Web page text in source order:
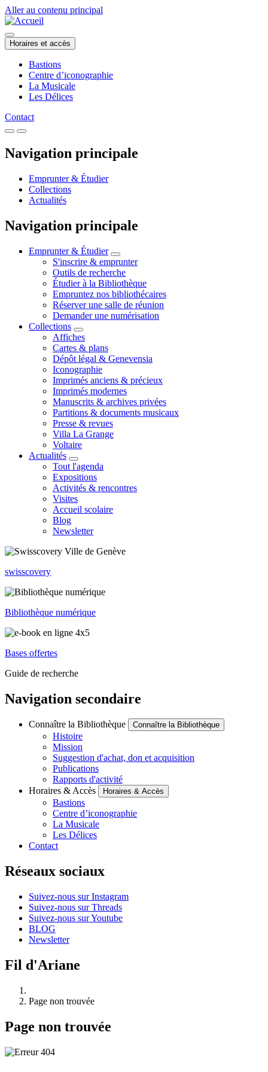
Aller au contenu principal
Horaires et accès
Bastions
Centre d’iconographie
La Musicale
Les Délices
Contact
Navigation principale
Emprunter & Étudier
Collections
Actualités
Navigation principale
Emprunter & Étudier
S'inscrire & emprunter
Outils de recherche
Étudier à la Bibliothèque
Empruntez nos bibliothécaires
Réserver une salle de réunion
Demander une numérisation
Collections
Affiches
Cartes & plans
Dépôt légal & Genevensia
Iconographie
Imprimés anciens & précieux
Imprimés modernes
Manuscrits & archives privées
Partitions & documents musicaux
Presse & revues
Villa La Grange
Voltaire
Actualités
Tout l'agenda
Expositions
Activités & rencontres
Visites
Accueil scolaire
Blog
Newsletter
swisscovery
Bibliothèque numérique
Bases offertes
Guide de recherche
Navigation secondaire
Connaître la Bibliothèque Connaître la Bibliothèque
Histoire
Mission
Suggestion d'achat, don et acquisition
Publications
Rapports d'activité
Horaires & Accès
Horaires & Accès
Bastions
Centre d’iconographie
La Musicale
Les Délices
Contact
Réseaux sociaux
Suivez-nous sur Instagram
Suivez-nous sur Threads
Suivez-nous sur Youtube
BLOG
Newsletter
Fil d'Ariane
Page non trouvée
Page non trouvée